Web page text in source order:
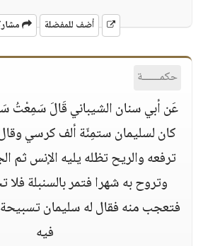
أضف للمفضلة
حكمــــــة
عَن أبي سنان الشيباني قَالَ سَمِعْتُ
كان لسليمان ستمِئَة ألف كرسي
ترفعه والريح تظله يليه الإنس ثم
وتروح به شهرا فتمر بالسنبلة
فتعجب منه فقال له سليمان تسبيحة
فيه